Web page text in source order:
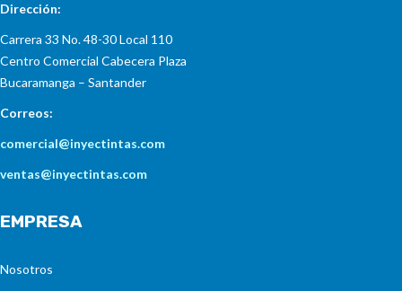
Dirección:
Carrera 33 No. 48-30 Local 110
Centro Comercial Cabecera Plaza
Bucaramanga – Santander
Correos:
comercial@inyectintas.com
ventas@inyectintas.com
EMPRESA
Nosotros